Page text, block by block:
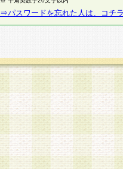
⇒パスワードを忘れた人は、コチ